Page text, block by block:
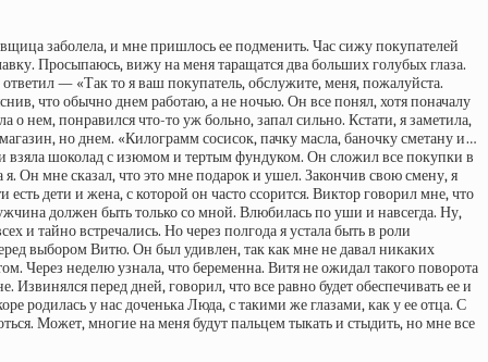
заболела, и мне пришлось ее подменить. Час сижу покупателей
Просыпаюсь, вижу на меня таращатся два больших голубых глаза.
— «Так то я ваш покупатель, обслужите, меня, пожалуйста.
что обычно днем работаю, а не ночью. Он все понял, хотя поначалу
о нем, понравился что-то уж больно, запал сильно. Кстати, я заметила,
но днем. «Килограмм сосисок, пачку масла, баночку сметану и…
шоколад с изюмом и тертым фундуком. Он сложил все покупки в
Он мне сказал, что это мне подарок и ушел. Закончив свою смену, я
дети и жена, с которой он часто ссорится. Виктор говорил мне, что
должен быть только со мной. Влюбилась по уши и навсегда. Ну,
и тайно встречались. Но через полгода я устала быть в роли
выбором Витю. Он был удивлен, так как мне не давал никаких
Через неделю узнала, что беременна. Витя не ожидал такого поворота
перед дней, говорил, что все равно будет обеспечивать ее и
родилась у нас доченька Люда, с такими же глазами, как у ее отца. С
Может, многие на меня будут пальцем тыкать и стыдить, но мне все